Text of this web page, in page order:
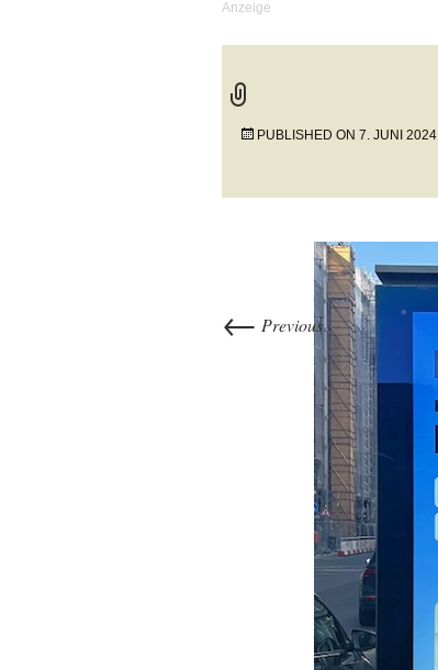
PUBLISHED ON 7. JUNI 2024
← Previous